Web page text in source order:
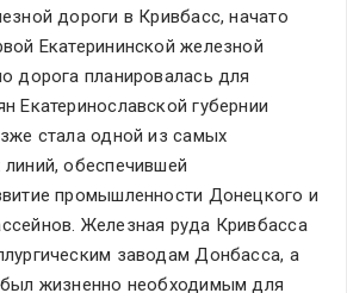
дороги в Кривбасс, начато
Екатерининской железной
дорога планировалась для
Екатеринославской губернии
стала одной из самых
обеспечившей
промышленности Донецкого и
Железная руда Кривбасса
заводам Донбасса, а
жизненно необходимым для